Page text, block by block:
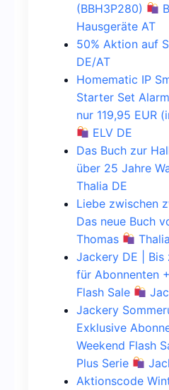
(BBH3P280)
Hausgeräte AT
50% Aktion auf
DE/AT
Homematic IP
Starter Set
nur 119,95 EUR
ELV DE
Das Buch zur
über 25 Jahre
Thalia DE
Liebe zwischen
Das neue Buch
Thomas
Jackery DE | Bis
für Abonnenten
Flash Sale
Jackery
Exklusive
Weekend Flash
Plus Serie
Aktionscode